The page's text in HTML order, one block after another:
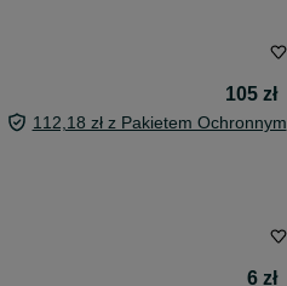
105 zł
112,18 zł z Pakietem Ochronnym
6 zł